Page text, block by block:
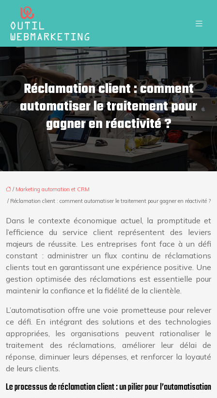
Réclamation client : comment
automatiser le traitement pour
gagner en réactivité ?
/ Marketing automation et CRM
/ Réclamation client : comment automatiser le traitement pour gagner en réactivité ?
Dans le contexte économique actuel, la promptitude et
l’efficience du service client représentent des leviers
majeurs de réussite. Les entreprises font face à un défi
constant : administrer un flux continu de réclamations
clients tout en garantissant une expérience positive. Une
gestion optimisée des réclamations est essentielle pour
maintenir la confiance et la fidélité de la clientèle.
L’automatisation offre une voie prometteuse pour relever
ce défi. En intégrant des solutions et des technologies
appropriées, les organisations peuvent rationaliser le
traitement des réclamations, améliorer leur délai de
réponse, diminuer leurs dépenses, et renforcer la loyauté
de leurs clients.
Le processus de réclamation client : un pilier pour l’automatisation